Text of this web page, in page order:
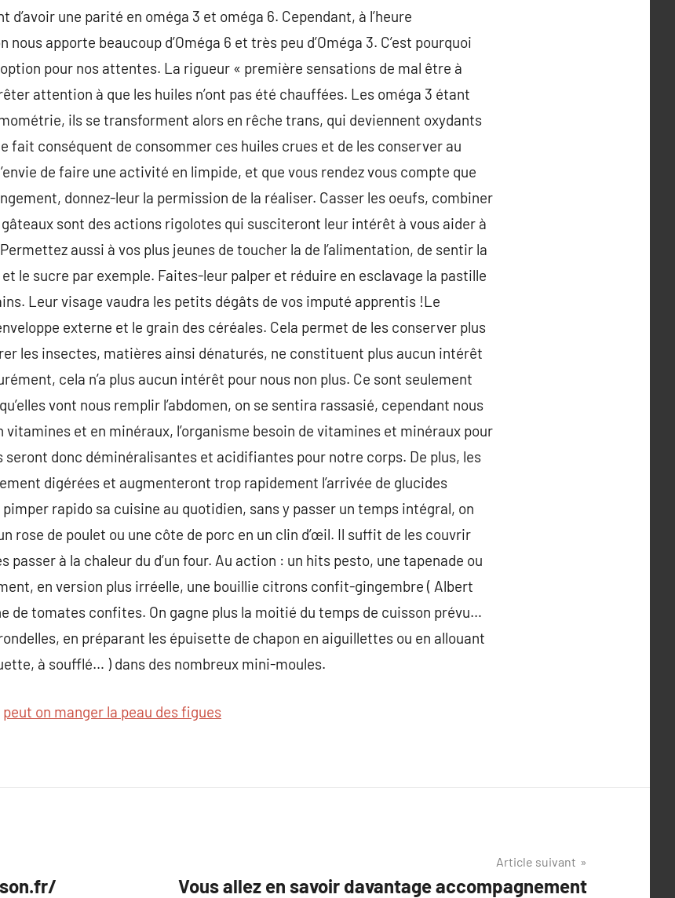
d’avoir une parité en oméga 3 et oméga 6. Cependant, à l’heure
nous apporte beaucoup d’Oméga 6 et très peu d’Oméga 3. C’est pourquoi
pour nos attentes. La rigueur « première sensations de mal être à
attention à que les huiles n’ont pas été chauffées. Les oméga 3 étant
ils se transforment alors en rêche trans, qui deviennent oxydants
fait conséquent de consommer ces huiles crues et de les conserver au
de faire une activité en limpide, et que vous rendez vous compte que
donnez-leur la permission de la réaliser. Casser les oeufs, combiner
sont des actions rigolotes qui susciteront leur intérêt à vous aider à
aussi à vos plus jeunes de toucher la de l’alimentation, de sentir la
le sucre par exemple. Faites-leur palper et réduire en esclavage la pastille
Leur visage vaudra les petits dégâts de vos imputé apprentis !Le
externe et le grain des céréales. Cela permet de les conserver plus
les insectes, matières ainsi dénaturés, ne constituent plus aucun intérêt
cela n’a plus aucun intérêt pour nous non plus. Ce sont seulement
vont nous remplir l’abdomen, on se sentira rassasié, cependant nous
vitamines et en minéraux, l’organisme besoin de vitamines et minéraux pour
seront donc déminéralisantes et acidifiantes pour notre corps. De plus, les
digérées et augmenteront trop rapidement l’arrivée de glucides
rapido sa cuisine au quotidien, sans y passer un temps intégral, on
rose de poulet ou une côte de porc en un clin d’œil. Il suffit de les couvrir
passer à la chaleur du d’un four. Au action : un hits pesto, une tapenade ou
en version plus irréelle, une bouillie citrons confit-gingembre ( Albert
de tomates confites. On gagne plus la moitié du temps de cuisson prévu…
en préparant les épuisette de chapon en aiguillettes ou en allouant
à soufflé… ) dans des nombreux mini-moules.
peut on manger la peau des figues
Article suivant
Vous allez en savoir davantage accompagnement